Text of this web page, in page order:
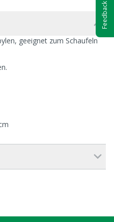
geeignet zum Schaufeln
Feedback